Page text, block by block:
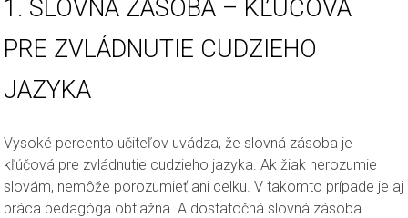
8 typov hravých úloh
FAQ
Návody
Ukážka
Videonávody
1. SLOVNÁ ZÁSOBA – KĽÚČOVÁ
PRE ZVLÁDNUTIE CUDZIEHO
JAZYKA
Vysoké percento učiteľov uvádza, že slovná zásoba je
kľúčová pre zvládnutie cudzieho jazyka. Ak žiak nerozumie
slovám, nemôže porozumieť ani celku. V takomto prípade je aj
práca pedagóga obtiažna. A dostatočná slovná zásoba